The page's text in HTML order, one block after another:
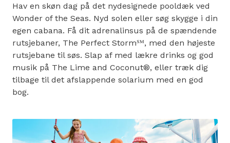
Hav en skøn dag på det nydesignede pooldæk ved
Wonder of the Seas. Nyd solen eller søg skygge i din
egen cabana. Få dit adrenalinsus på de spændende
rutsjebaner, The Perfect Storm℠, med den højeste
rutsjebane til søs. Slap af med lækre drinks og god
musik på The Lime and Coconut®, eller træk dig
tilbage til det afslappende solarium med en god
bog.